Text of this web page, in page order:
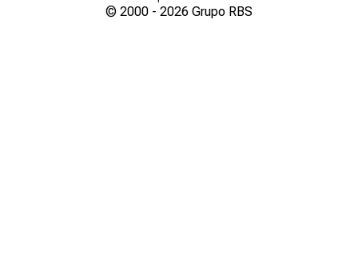
© 2000 - 2026 Grupo RBS